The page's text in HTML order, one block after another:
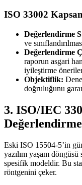
ISO 33002
Değerlendirme
ve
Değerlendirme
raporun asgari
iyileştirme
Objektiflik:
doğruluğunu
3. ISO/IEC
Eski ISO 15504-5’in
yazılım yaşam
spesifik modeldir. Bu
röntgenini çeker.